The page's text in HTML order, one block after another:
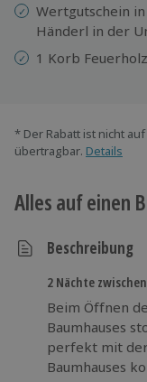
Wertgutschein
Händerl in der
1 Korb Feuerholz
* Der Rabatt ist nicht
übertragbar. Details
Alles auf einen
Beschreibung
2 Nächte
Beim Öffnen
Baumhauses
perfekt mit
Baumhauses